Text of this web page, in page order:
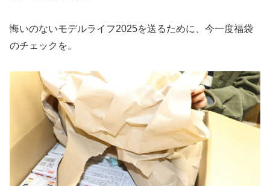
悔いのないモデルライフ2025を送るために、今一度福袋
のチェックを。